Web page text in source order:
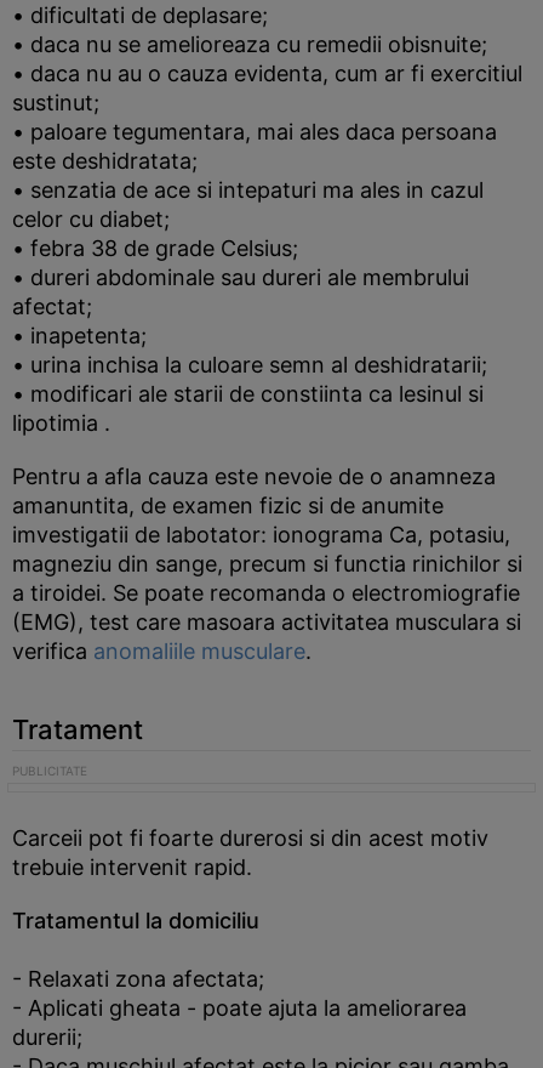
• dificultati de deplasare;
• daca nu se amelioreaza cu remedii obisnuite;
• daca nu au o cauza evidenta, cum ar fi exercitiul
sustinut;
• paloare tegumentara, mai ales daca persoana
este deshidratata;
• senzatia de ace si intepaturi ma ales in cazul
celor cu diabet;
• febra 38 de grade Celsius;
• dureri abdominale sau dureri ale membrului
afectat;
• inapetenta;
• urina inchisa la culoare semn al deshidratarii;
• modificari ale starii de constiinta ca lesinul si
lipotimia .
Pentru a afla cauza este nevoie de o anamneza
amanuntita, de examen fizic si de anumite
imvestigatii de labotator: ionograma Ca, potasiu,
magneziu din sange, precum si functia rinichilor si
a tiroidei. Se poate recomanda o electromiografie
(EMG), test care masoara activitatea musculara si
verifica anomaliile musculare.
Tratament
Carceii pot fi foarte durerosi si din acest motiv
trebuie intervenit rapid.
Tratamentul la domiciliu
- Relaxati zona afectata;
- Aplicati gheata - poate ajuta la ameliorarea
durerii;